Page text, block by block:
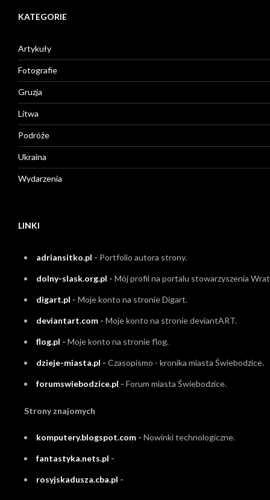
KATEGORIE
Artykuły
Fotografie
Gruzja
Litwa
Podróże
Ukraina
Wydarzenia
LINKI
adriansitko.pl - Portfolio autora strony.
dolny-slask.org.pl - Mój profil na portalu stowarzyszenia
digart.pl - Moje konto na stronie Digart.
deviantart.com - Moje konto na stronie deviantART.
flog.pl - Moje konto na stronie flog.
dzieje-miasta.pl - Czasopismo - kronika miasta Świebodzice.
forumswiebodzice.pl - Forum miasta Świebodzice.
Strony znajomych
komputery.blogspot.com - Nowinki technologiczne.
fantastyka.nets.pl -
rosyjskadusza.cba.pl -